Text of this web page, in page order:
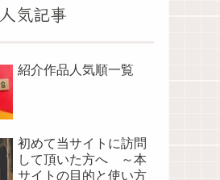
人気記事
紹介作品人気順一覧
初めて当サイトに訪問
して頂いた方へ ～本
サイトの目的と使い方